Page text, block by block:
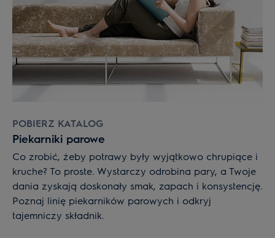
POBIERZ KATALOG
Piekarniki parowe
Co zrobić, żeby potrawy były wyjątkowo chrupiące i
kruche? To proste. Wystarczy odrobina pary, a Twoje
dania zyskają doskonały smak, zapach i konsystencję.
Poznaj linię piekarników parowych i odkryj
tajemniczy składnik.